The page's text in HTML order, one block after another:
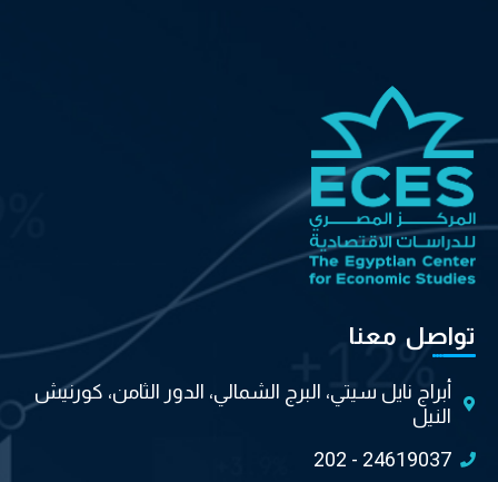
تواصل معنا
أبراج نايل سيتي، البرج الشمالي، الدور الثامن، كورنيش
النيل
202 - 24619037